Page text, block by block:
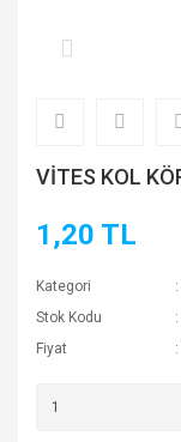
VİTES KOL
1,20 TL
Kategori
Stok Kodu
Fiyat